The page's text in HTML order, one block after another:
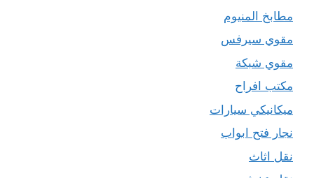
مطابخ المنيوم
مقوي سيرفس
مقوي شبكة
مكتب افراح
ميكانيكي سيارات
نجار فتح ابواب
نقل اثاث